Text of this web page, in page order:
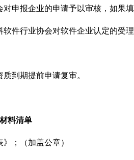
对申报企业的申请予以审核，如
软件行业协会对软件企业认定的
质到期提前申请复审。
料清单
》；（加盖公章）